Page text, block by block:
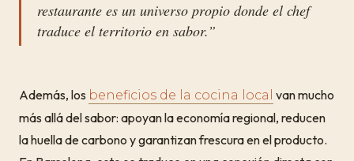
restaurante es un universo propio donde el chef
traduce el territorio en sabor.”
Además, los beneficios de la cocina local van mucho
más allá del sabor: apoyan la economía regional, reducen
la huella de carbono y garantizan frescura en el producto.